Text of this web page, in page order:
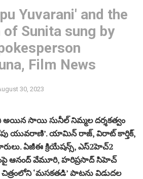
Yuvarani' and the
Sunita sung by
Film News
30, 2023
సాయి సునీల్‌ నిమ్మల దర్శకత్వం
యువరాణి’. యామిన్‌ రాజ్‌, విరాట్‌ కార్తిక్‌,
ఏజీఈ క్రియేషన్స్‌, ఎస్‌2హెచ్‌2
ఆనంద్‌ వేమూరి, హరిప్రసాద్‌ సిహెచ్‌
చిత్రంలోని ‘మసకతడి’ పాటను విడుదల